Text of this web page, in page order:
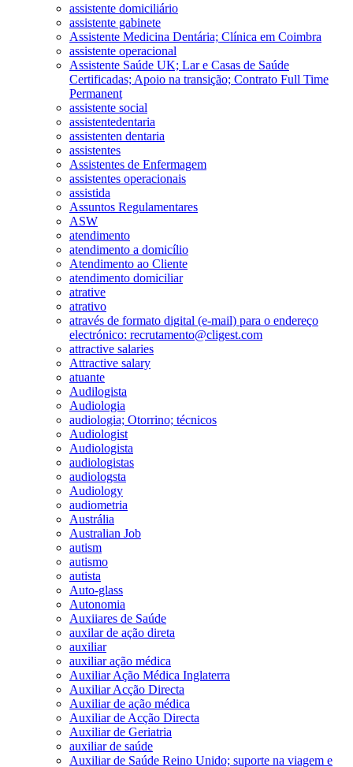
assistente domiciliário
assistente gabinete
Assistente Medicina Dentária; Clínica em Coimbra
assistente operacional
Assistente Saúde UK; Lar e Casas de Saúde
Certificadas; Apoio na transição; Contrato Full Time
Permanent
assistente social
assistentedentaria
assistenten dentaria
assistentes
Assistentes de Enfermagem
assistentes operacionais
assistida
Assuntos Regulamentares
ASW
atendimento
atendimento a domicílio
Atendimento ao Cliente
atendimento domiciliar
atrative
atrativo
através de formato digital (e-mail) para o endereço
electrónico: recrutamento@cligest.com
attractive salaries
Attractive salary
atuante
Audilogista
Audiologia
audiologia; Otorrino; técnicos
Audiologist
Audiologista
audiologistas
audiologsta
Audiology
audiometria
Austrália
Australian Job
autism
autismo
autista
Auto-glass
Autonomia
Auxiiares de Saúde
auxilar de ação direta
auxiliar
auxiliar ação médica
Auxiliar Ação Médica Inglaterra
Auxiliar Acção Directa
Auxiliar de ação médica
Auxiliar de Acção Directa
Auxiliar de Geriatria
auxiliar de saúde
Auxiliar de Saúde Reino Unido; suporte na viagem e